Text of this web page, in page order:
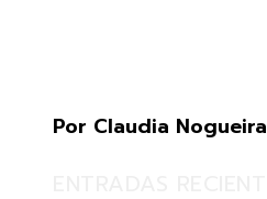
Por Claudia Nogueira